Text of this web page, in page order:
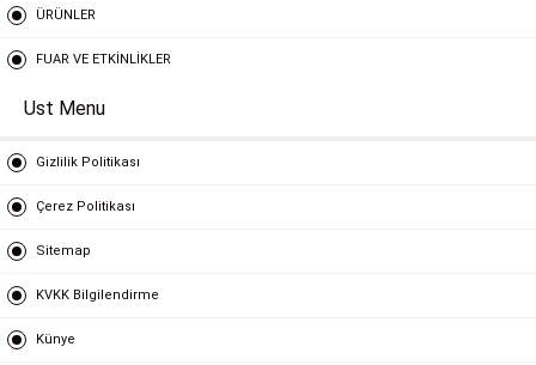
ÜRÜNLER
FUAR VE ETKİNLİKLER
Ust Menu
Gizlilik Politikası
Çerez Politikası
Sitemap
KVKK Bilgilendirme
Künye